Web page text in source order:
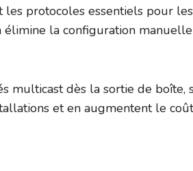
protocoles essentiels pour
élimine la configuration
multicast dès la sortie de
et en augmentent le